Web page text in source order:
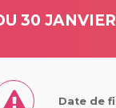
30
Date de